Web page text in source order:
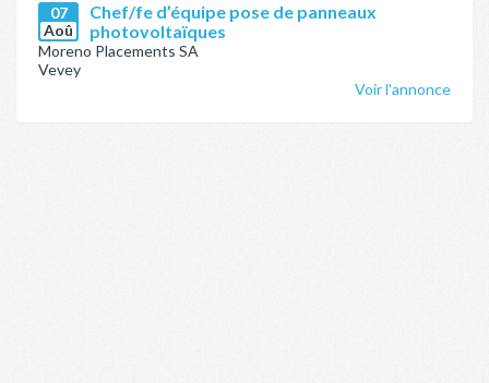
07
Aoû
Chef/fe d’équipe pose de panneaux
photovoltaïques
Moreno Placements SA
Vevey
Voir l'annonce